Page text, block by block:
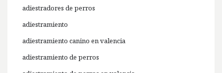
adiestradores de perros
adiestramiento
adiestramiento canino en valencia
adiestramiento de perros